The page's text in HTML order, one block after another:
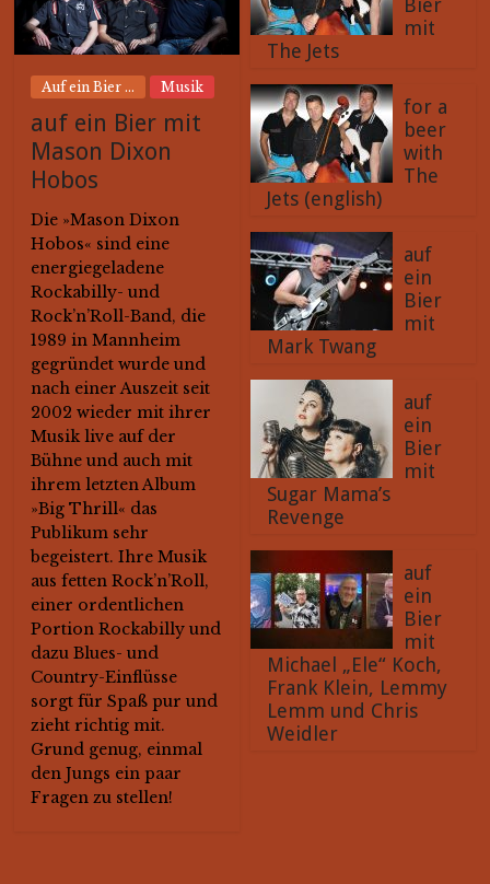
Auf ein Bier ... Musik
auf ein Bier mit
Mason Dixon
Hobos
Die »Mason Dixon
Hobos« sind eine
energiegeladene
Rockabilly- und
Rock’n’Roll-Band, die
1989 in Mannheim
gegründet wurde und
nach einer Auszeit seit
2002 wieder mit ihrer
Musik live auf der
Bühne und auch mit
ihrem letzten Album
»Big Thrill« das
Publikum sehr
begeistert. Ihre Musik
aus fetten Rock’n’Roll,
einer ordentlichen
Portion Rockabilly und
dazu Blues- und
Country-Einflüsse
sorgt für Spaß pur und
zieht richtig mit.
Grund genug, einmal
den Jungs ein paar
Fragen zu stellen!
Bier
mit
The Jets
for a
beer
with
The
Jets (english)
auf
ein
Bier
mit
Mark Twang
auf
ein
Bier
mit
Sugar Mama’s
Revenge
auf
ein
Bier
mit
Michael „Ele“ Koch,
Frank Klein, Lemmy
Lemm und Chris
Weidler